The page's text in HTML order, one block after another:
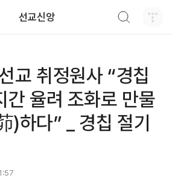
선교신앙
교 취정원사 “경칩
율려 조화로 만물
)하다” _ 경칩 절기